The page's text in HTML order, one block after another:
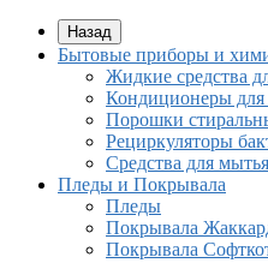
Назад
Бытовые приборы и
Жидкие средства
Кондиционеры для
Порошки
Рециркуляторы
Средства для
Пледы и Покрывала
Пледы
Покрывала
Покрывала